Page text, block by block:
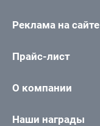
Реклама на сайте
Прайс-лист
О компании
Наши награды